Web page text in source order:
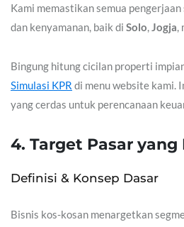
Kami memastikan semua
dan kenyamanan, baik di Solo,Jogja,
Bingung hitung cicilan properti
Simulasi KPR di menu website kami.
yang cerdas untuk perencanaan
4. Target Pasar yang
Definisi & Konsep Dasar
Bisnis kos-kosan menargetkan